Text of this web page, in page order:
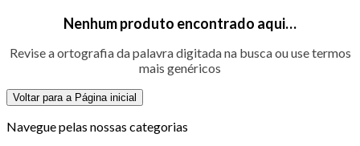
Nenhum produto encontrado aqui…
Revise a ortografia da palavra digitada na busca ou use termos
mais genéricos
Voltar para a Página inicial
Navegue pelas nossas categorias